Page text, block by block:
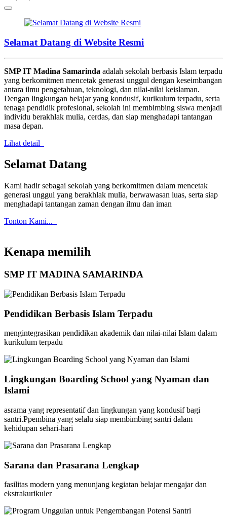
Selamat Datang di Website Resmi
SMP IT Madina Samarinda adalah sekolah berbasis Islam terpadu
yang berkomitmen mencetak generasi unggul dengan keseimbangan
antara ilmu pengetahuan, teknologi, dan nilai-nilai keislaman.
Dengan lingkungan belajar yang kondusif, kurikulum terpadu, serta
tenaga pendidik profesional, sekolah ini membimbing siswa menjadi
individu berakhlak mulia, cerdas, dan siap menghadapi tantangan
masa depan.
Lihat detail
Selamat Datang
Kami hadir sebagai sekolah yang berkomitmen dalam mencetak
generasi unggul yang berakhlak mulia, berwawasan luas, serta siap
menghadapi tantangan zaman dengan ilmu dan iman
Tonton Kami...
Kenapa memilih
SMP IT MADINA SAMARINDA
Pendidikan Berbasis Islam Terpadu
mengintegrasikan pendidikan akademik dan nilai-nilai Islam dalam
kurikulum terpadu
Lingkungan Boarding School yang Nyaman dan
Islami
asrama yang representatif dan lingkungan yang kondusif bagi
santri.Ppembina yang selalu siap membimbing santri dalam
kehidupan sehari-hari
Sarana dan Prasarana Lengkap
fasilitas modern yang menunjang kegiatan belajar mengajar dan
ekstrakurikuler